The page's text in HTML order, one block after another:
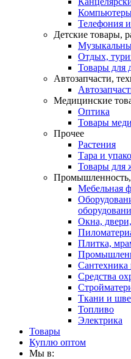
Телефония и
Детские товары,
Отдых,
Товары для
Автозапчасти,
Медицинские
Оптика
Товары
Прочее
Растения
Тара и
Товары для
Промышленность,
Мебельная
Окна,
Плитка,
Средства
Ткани и
Топливо
Электрика
Товары
Куплю оптом
Мы в: